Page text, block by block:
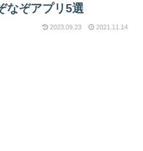
なぞアプリ5選
2023.09.23 2021.11.14